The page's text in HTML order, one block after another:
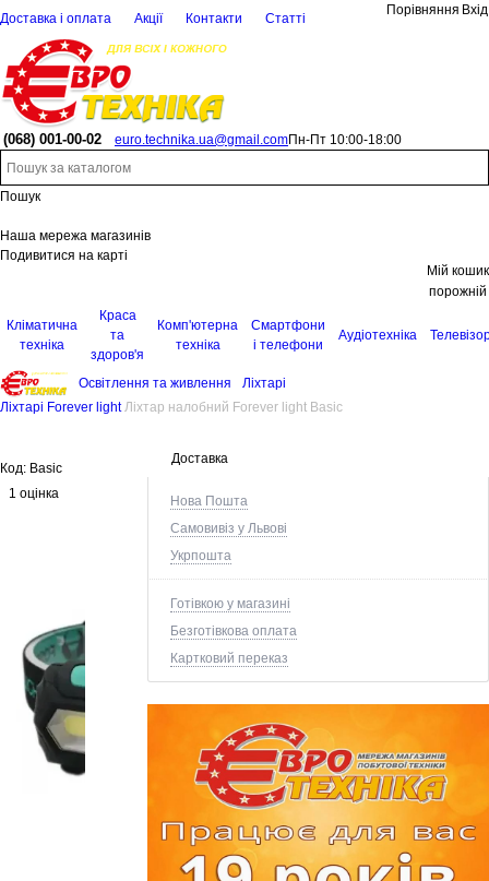
Доставка і оплата Акції Контакти Статті
Порівняння Вхід
(068) 001-00-02 euro.technika.ua@gmail.comПн-Пт 10:00-18:00
Пошук
Наша мережа магазинів
Подивитися на карті
Мій кошик
порожній
Кліматична
техніка
Краса
та
здоров'я
Комп'ютерна
техніка
Смартфони
і телефони
Аудіотехніка
Освітлення та живлення
Ліхтарі
Ліхтарі Forever light Ліхтар налобний Forever light Basic
Доставка
Нова Пошта
Самовивіз у Львові
Укрпошта
Готівкою у магазині
Безготівкова оплата
Картковий переказ
Код: Basic
1 оцінка